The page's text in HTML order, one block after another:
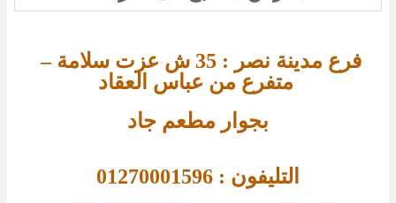
فرع مدينة نصر : 35
ش عزت سلامة –
بجوار مطعم جاد
التليفون : 01270001596